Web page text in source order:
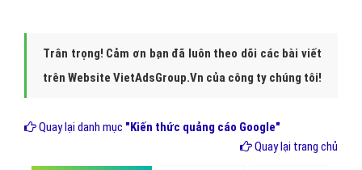
Trân trọng! Cảm ơn bạn đã luôn theo dõi các bài viết
trên Website VietAdsGroup.Vn của công ty chúng tôi!
Quay lại danh mục "Kiến thức quảng cáo Google"
Quay lại trang chủ